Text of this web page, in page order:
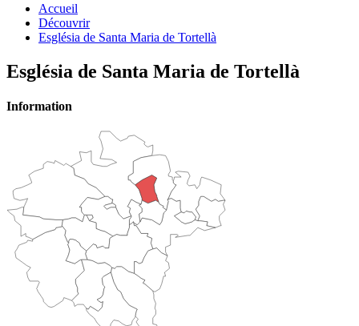
Accueil
Découvrir
Església de Santa Maria de Tortellà
Església de Santa Maria de Tortellà
Information